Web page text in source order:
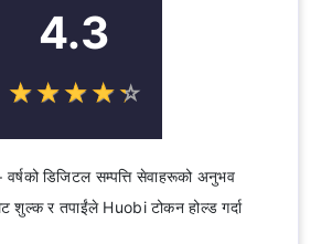
4.3
☆☆☆☆☆
★★★★★
डिजिटल सम्पत्ति सेवाहरूको अनुभव
शुल्क र तपाईंले Huobi टोकन होल्ड गर्दा